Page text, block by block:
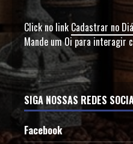
Click no link Cadastrar no
Mande um Oi para interagir
SIGA NOSSAS REDES
Facebook